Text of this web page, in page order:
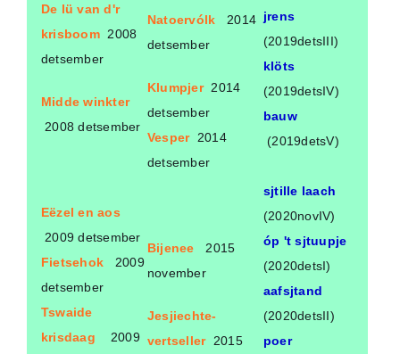
De lü van d'r
krisboom2008
detsember
Midde winkter
2008 detsember
Eëzel en aos
2009 detsember
Fietsehok
2009
detsember
Tswaide
krisdaag
2009
Natoervólk
2014
detsember
Klumpjer 2014
detsember
Vesper2014
detsember
Bijenee 2015
november
Jesjiechte-
vertseller 2015
jrens
(2019detsIII)
klöts
(2019detsIV)
bauw
(2019detsV)
sjtille laach
(2020novIV)
óp 't sjtuupje
(2020detsI)
aafsjtand
(2020detsII)
poer